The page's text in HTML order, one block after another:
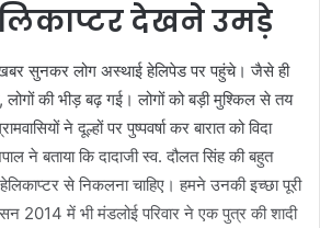
देखने उमड़े
सुनकर लोग अस्थाई हेलिपेड पर पहुंचे। जैसे ही
लोगों की भीड़ बढ़ गई। लोगों को बड़ी मुश्किल से तय
ने दूल्हों पर पुष्पवर्षा कर बारात को विदा
ने बताया कि दादाजी स्व. दौलत सिंह की बहुत
हेलिकाप्टर से निकलना चाहिए। हमने उनकी इच्छा पूरी
2014 में भी मंडलोई परिवार ने एक पुत्र की शादी